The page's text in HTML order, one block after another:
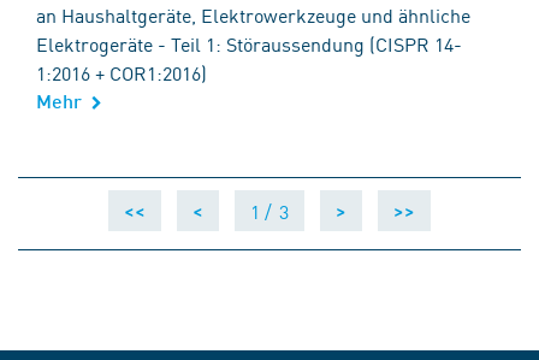
an Haushaltgeräte, Elektrowerkzeuge und ähnliche
Elektrogeräte - Teil 1: Störaussendung (CISPR 14-
1:2016 + COR1:2016)
Mehr
<< < 1 / 3 > >>